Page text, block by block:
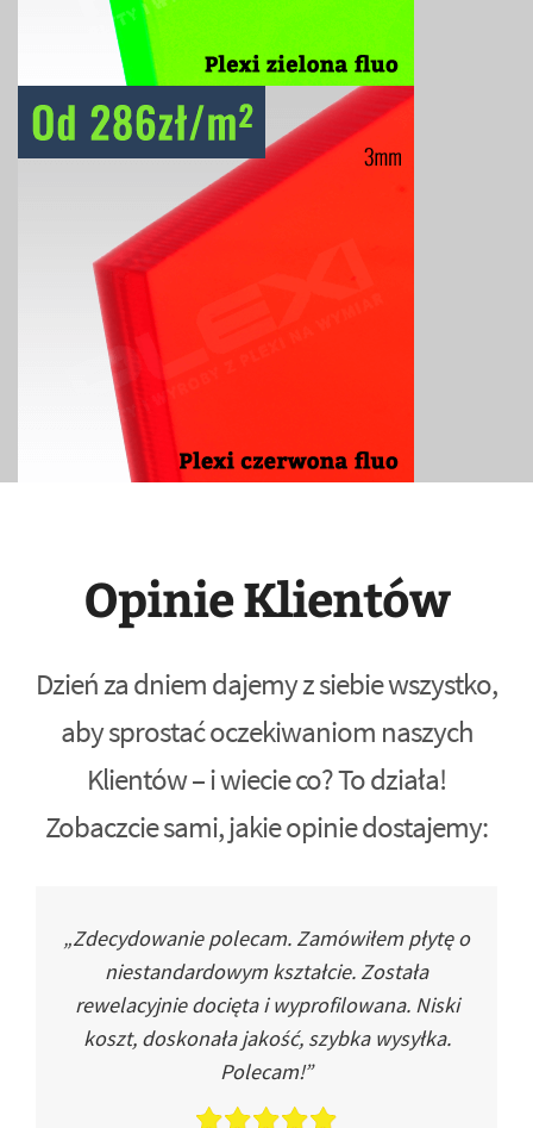
Opinie Klientów
Dzień za dniem dajemy z siebie wszystko,
aby sprostać oczekiwaniom naszych
Klientów – i wiecie co? To działa!
Zobaczcie sami, jakie opinie dostajemy:
„Zdecydowanie polecam. Zamówiłem płytę o
niestandardowym kształcie. Została
rewelacyjnie docięta i wyprofilowana. Niski
koszt, doskonała jakość, szybka wysyłka.
Polecam!”